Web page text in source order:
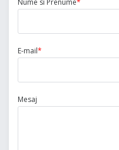
E-mail*
Mesaj